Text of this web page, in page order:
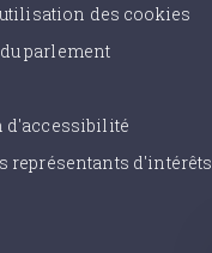
des cookies
parlement
d'accessibilité
représentants d'intérêts